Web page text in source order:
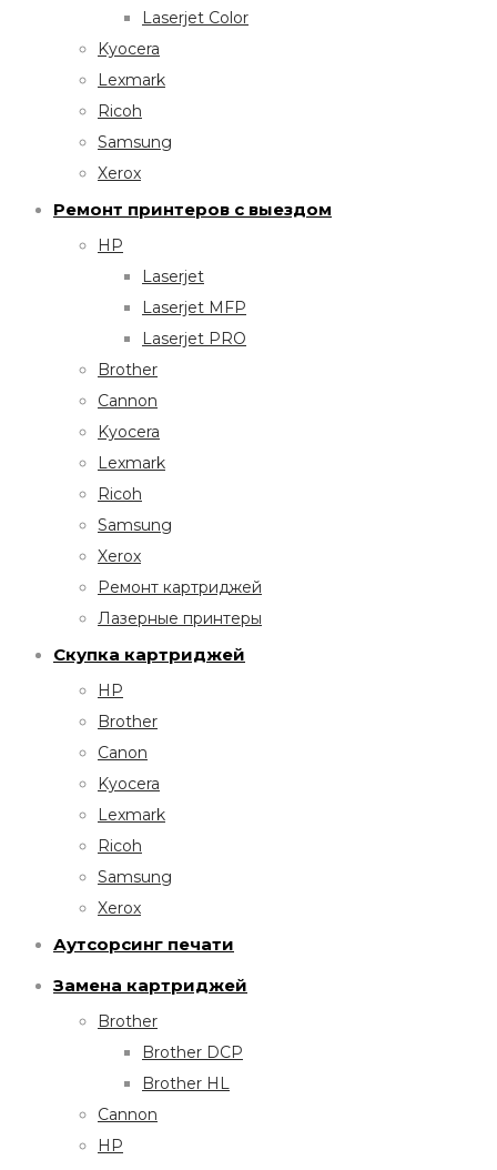
Laserjet Color
Kyocera
Lexmark
Ricoh
Samsung
Xerox
Ремонт принтеров с выездом
HP
Laserjet
Laserjet MFP
Laserjet PRO
Brother
Cannon
Kyocera
Lexmark
Ricoh
Samsung
Xerox
Ремонт картриджей
Лазерные принтеры
Скупка картриджей
HP
Brother
Canon
Kyocera
Lexmark
Ricoh
Samsung
Xerox
Аутсорсинг печати
Замена картриджей
Brother
Brother DCP
Brother HL
Cannon
HP